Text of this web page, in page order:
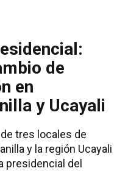
de
en
y Ucayali
tres locales de
y la región Ucayali
presidencial del